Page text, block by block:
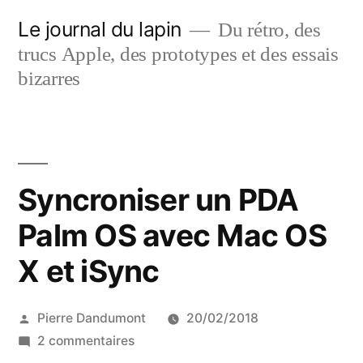
contenu
Le journal du lapin
Du rétro, des
trucs Apple, des prototypes et des essais
bizarres
Syncroniser un PDA
Palm OS avec Mac OS
X et iSync
Publié
par
Pierre Dandumont
20/02/2018
2 commentairessur